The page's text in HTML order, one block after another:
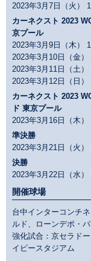
2023年3月7日（火）
カーネクスト 2023
京プール
2023年3月9日（木）
2023年3月10日（金
2023年3月11日（土
2023年3月12日（日
カーネクスト 2023
ド 東京プール
2023年3月16日（木
準決勝
2023年3月21日（火
決勝
2023年3月22日（水
開催球場
台中インターコンチ
ルド、ローンデポ・
強化試合：京セラド
イビースタジアム